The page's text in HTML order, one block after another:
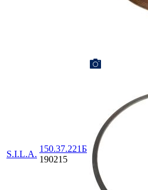
S.I.L.A.
150.37.221Б
190215